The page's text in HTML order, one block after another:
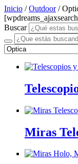
Inicio /Outdoor/
Buscar
Miras